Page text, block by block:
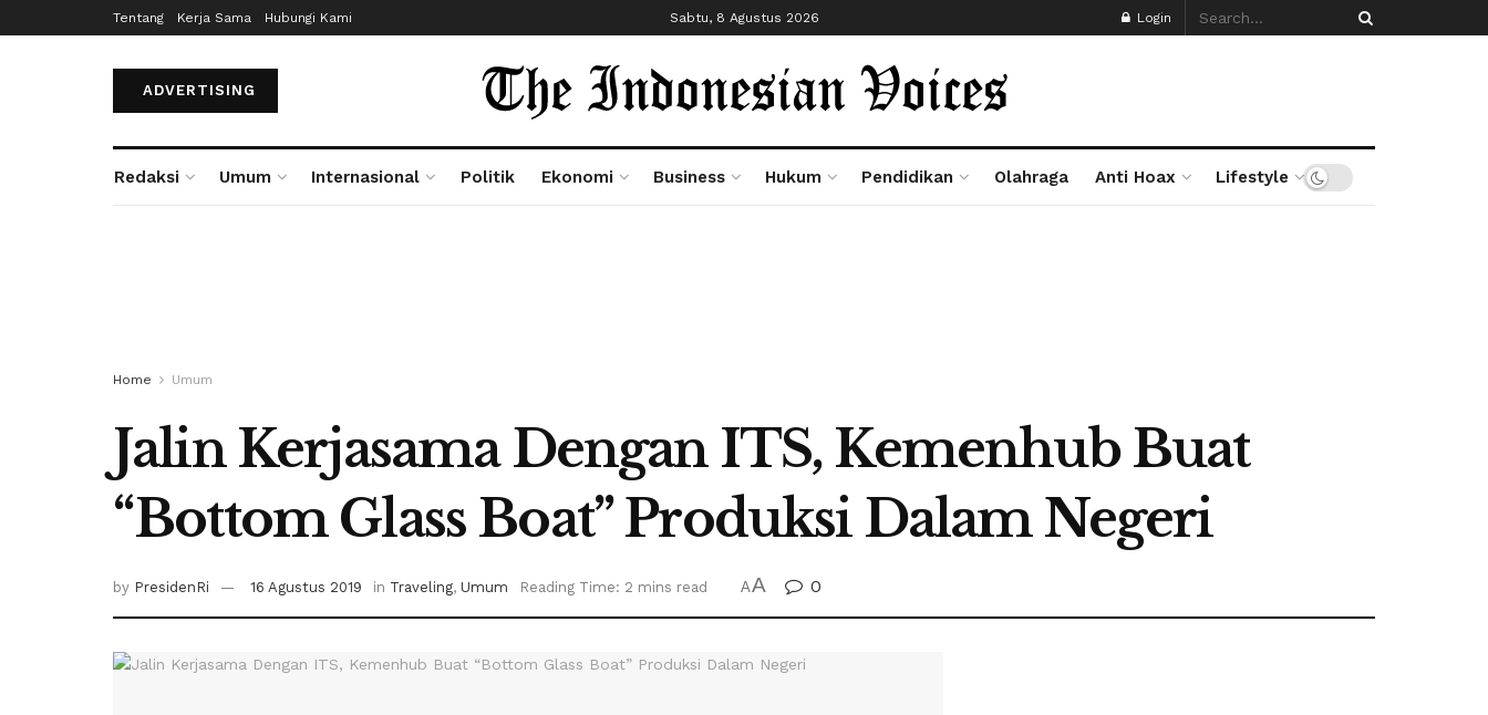
Tentang Kerja Sama Hubungi Kami Sabtu, 8 Agustus 2026 Login
ADVERTISING
Redaksi Umum Internasional Politik Ekonomi Business Hukum Pendidikan Olahraga Anti Hoax Lifestyle
Home Umum
Jalin Kerjasama Dengan ITS, Kemenhub Buat
“Bottom Glass Boat” Produksi Dalam Negeri
by PresidenRi 16 Agustus 2019 in Traveling, Umum Reading Time: 2 mins read AA 0